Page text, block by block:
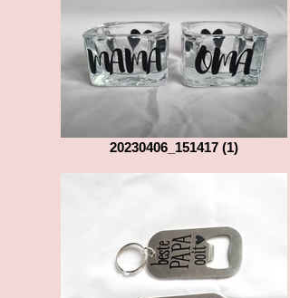
20230406_151417 (1)